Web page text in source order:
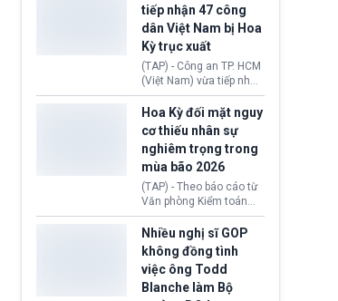
chính thức quay trở lại.
Học bổng Chevening
2027/28 của Chính phủ
Anh vừa mở cổng ứng
tuyển dành riêng ứng
viên Việt Nam, hỗ trợ
toàn bộ chi phí học tập
cùng nhiều quyền lợi
trong suốt một năm
học.
tiếp nhận 47 công
dân Việt Nam bị Hoa
Kỳ trục xuất
(TAP) - Công an TP. HCM
(Việt Nam) vừa tiếp nhận
47 công dân Việt Nam bị
Hoa Kỳ trục xuất về
nước. Đây là đợt có số
lượng lớn nhất từ đầu
năm 2026 đến nay, phản
ánh xu hướng gia tăng
các trường hợp trục
xuất.
Hoa Kỳ đối mặt nguy
cơ thiếu nhân sự
nghiêm trọng trong
mùa bão 2026
(TAP) - Theo báo cáo từ
Văn phòng Kiểm toán
Chính phủ (GAO), Cơ
quan Quản lý Khẩn cấp
Liên bang (FEMA) thuộc
Bộ An ninh Nội địa Hoa
Kỳ (DHS) đang đối mặt
nguy cơ thiếu hụt lực
Nhiều nghị sĩ GOP
không đồng tình
việc ông Todd
Blanche làm Bộ